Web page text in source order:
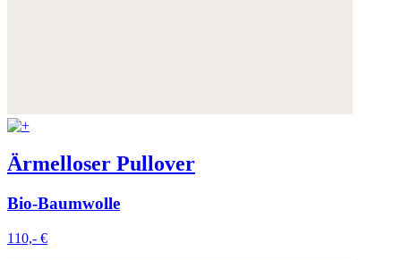
Ärmelloser Pullover
Bio-Baumwolle
110,- €